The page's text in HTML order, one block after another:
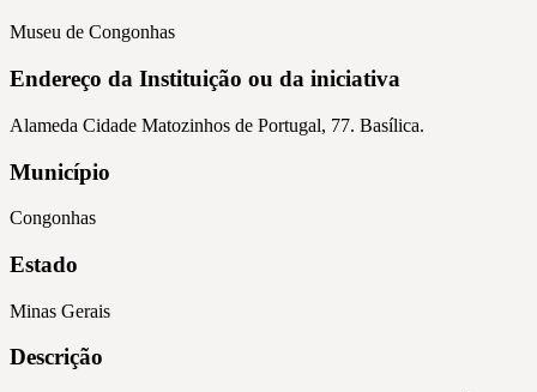
Museu de Congonhas
Endereço da Instituição ou da iniciativa
Alameda Cidade Matozinhos de Portugal, 77. Basílica.
Município
Congonhas
Estado
Minas Gerais
Descrição